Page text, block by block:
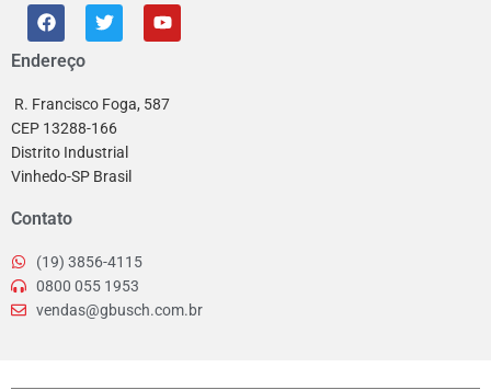
Endereço
R. Francisco Foga, 587
CEP 13288-166
Distrito Industrial
Vinhedo-SP Brasil
Contato
(19) 3856-4115
0800 055 1953
vendas@gbusch.com.br